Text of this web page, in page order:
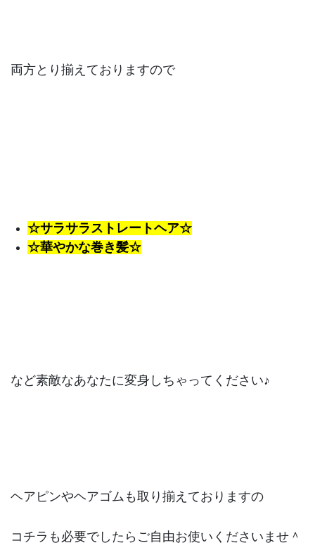
両方とり揃えておりますので
☆サラサラストレートヘア☆
☆華やかな巻き髪☆
など素敵なあなたに変身しちゃってください♪
ヘアピンやヘアゴムも取り揃えておりますの
コチラも必要でしたらご自由お使いくださいませ＾